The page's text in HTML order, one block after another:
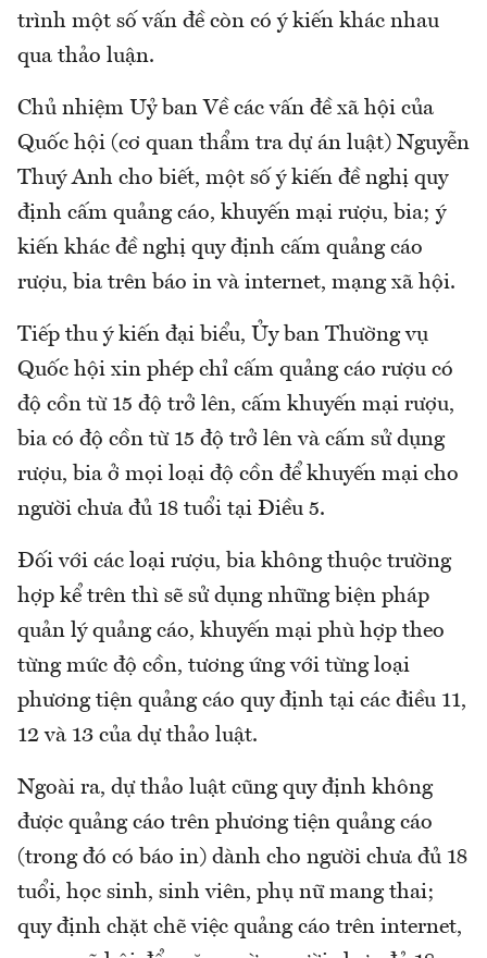
trình một số vấn đề còn có ý kiến khác nhau
qua thảo luận.
Chủ nhiệm Uỷ ban Về các vấn đề xã hội của
Quốc hội (cơ quan thẩm tra dự án luật) Nguyễn
Thuý Anh cho biết, một số ý kiến đề nghị quy
định cấm quảng cáo, khuyến mại rượu, bia; ý
kiến khác đề nghị quy định cấm quảng cáo
rượu, bia trên báo in và internet, mạng xã hội.
Tiếp thu ý kiến đại biểu, Ủy ban Thường vụ
Quốc hội xin phép chỉ cấm quảng cáo rượu có
độ cồn từ 15 độ trở lên, cấm khuyến mại rượu,
bia có độ cồn từ 15 độ trở lên và cấm sử dụng
rượu, bia ở mọi loại độ cồn để khuyến mại cho
người chưa đủ 18 tuổi tại Điều 5.
Đối với các loại rượu, bia không thuộc trường
hợp kể trên thì sẽ sử dụng những biện pháp
quản lý quảng cáo, khuyến mại phù hợp theo
từng mức độ cồn, tương ứng với từng loại
phương tiện quảng cáo quy định tại các điều 11,
12 và 13 của dự thảo luật.
Ngoài ra, dự thảo luật cũng quy định không
được quảng cáo trên phương tiện quảng cáo
(trong đó có báo in) dành cho người chưa đủ 18
tuổi, học sinh, sinh viên, phụ nữ mang thai;
quy định chặt chẽ việc quảng cáo trên internet,